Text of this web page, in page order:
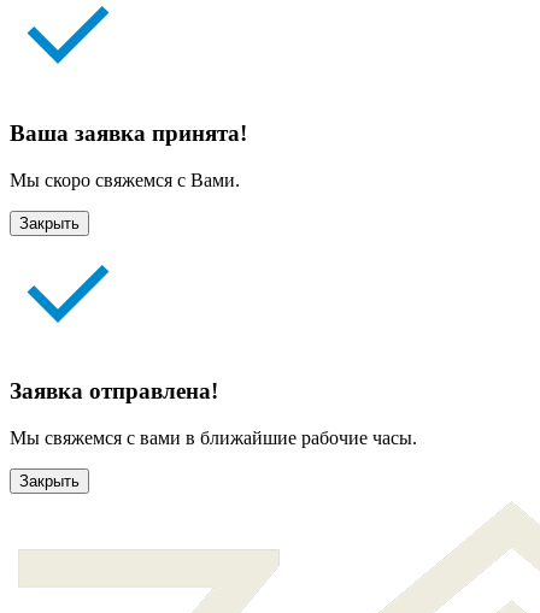
Ваша заявка принята!
Мы скоро свяжемся с Вами.
Закрыть
Заявка отправлена!
Мы свяжемся с вами в ближайшие рабочие часы.
Закрыть